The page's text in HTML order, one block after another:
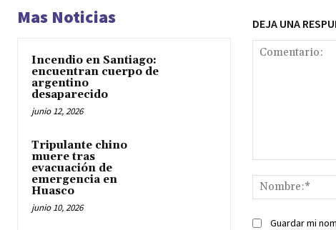
Mas Noticias
Incendio en Santiago:
encuentran cuerpo de
argentino
desaparecido
junio 12, 2026
Tripulante chino
muere tras
evacuación de
emergencia en
Huasco
junio 10, 2026
DEJA UNA
Guardar mi